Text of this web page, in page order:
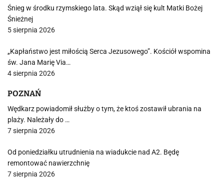
Śnieg w środku rzymskiego lata. Skąd wziął się kult Matki Bożej
Śnieżnej
5 sierpnia 2026
„Kapłaństwo jest miłością Serca Jezusowego”. Kościół wspomina
św. Jana Marię Via…
4 sierpnia 2026
POZNAŃ
Wędkarz powiadomił służby o tym, że ktoś zostawił ubrania na
plaży. Należały do …
7 sierpnia 2026
Od poniedziałku utrudnienia na wiadukcie nad A2. Będę
remontować nawierzchnię
7 sierpnia 2026